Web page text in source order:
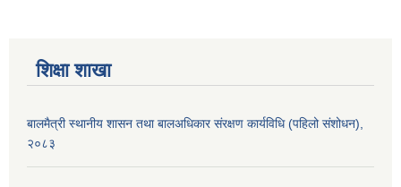
शिक्षा शाखा
बालमैत्री स्थानीय शासन तथा बालअधिकार संरक्षण कार्यविधि (पहिलो संशोधन),
२०८३